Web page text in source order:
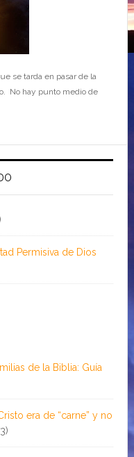
se tarda en pasar de la
No hay punto medio de
Permisiva de Dios
de la Biblia: Guía
era de “carne” y no